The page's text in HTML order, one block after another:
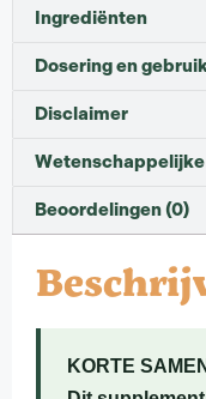
Ingrediënten
Dosering en
Disclaimer
Beoordelingen (0)
KORTE